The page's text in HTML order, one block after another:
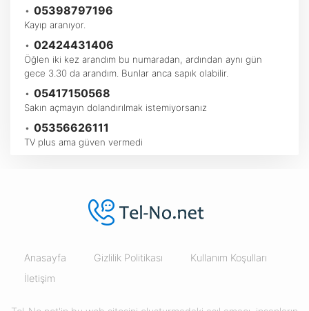
• 05398797196
Kayıp aranıyor.
• 02424431406
Öğlen iki kez arandım bu numaradan, ardından aynı gün
gece 3.30 da arandım. Bunlar anca sapık olabilir.
• 05417150568
Sakın açmayın dolandırılmak istemiyorsanız
• 05356626111
TV plus ama güven vermedi
Anasayfa Gizlilik Politikası
Kullanım Koşulları
İletişim